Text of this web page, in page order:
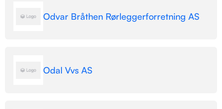
Odvar Bråthen Rørleggerforretning AS
Odal Vvs AS